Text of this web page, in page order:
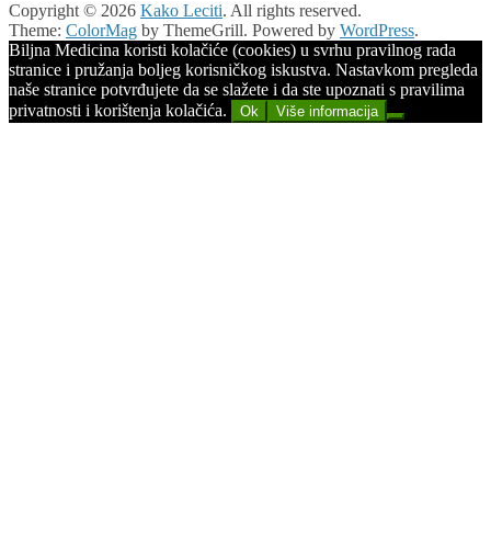
Copyright © 2026 Kako Leciti. All rights reserved.
Theme: ColorMag by ThemeGrill. Powered by WordPress.
Biljna Medicina koristi kolačiće (cookies) u svrhu pravilnog rada
stranice i pružanja boljeg korisničkog iskustva. Nastavkom pregleda
naše stranice potvrđujete da se slažete i da ste upoznati s pravilima
privatnosti i korištenja kolačića.
Ok Više informacija